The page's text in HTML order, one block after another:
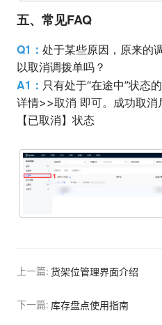
五、常见FAQ
Q1： 处于某些原因，原来的
以取消调拨单吗？
A1： 只有处于“在途中”状态
详情>>取消 即可。成功取消
【已取消】状态
上一篇: 货架位管理界面介绍
下一篇: 库存盘点使用指南